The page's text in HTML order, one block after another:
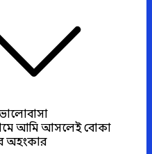
আমি আসলেই বোকা
অহংকার